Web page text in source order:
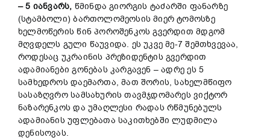
– 5 იანვარს, წმინდა გიორგის ტაძარში ფანარზე
(სტამბოლი) ბართოლომეოსის მიერ ტომოსზე
ხელმოწერის წინ პოროშენკოს გვერდით მდგომ
მღვდელს გული წაუვიდა. ეს უკვე მე-7 შემთხვევაა,
როდესაც უკრაინის პრეზიდენტის გვერდით
ადამიანები გონებას კარგავენ – ადრე ეს 5
სამხედროს დაემართა, მათ შორის, სახელმწიფო
სასაზღვრო სამსახურის თავმჯდომარეს ვიქტორ
ნაზარენკოს და უმაღლესი რადას რწმუნებულს
ადამიანის უფლებათა საკითხებში ლუდმილა
დენისოვას.